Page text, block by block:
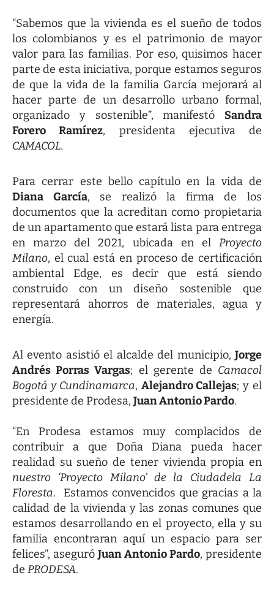
“Sabemos que la vivienda es el sueño de todos
los colombianos y es el patrimonio de mayor
valor para las familias. Por eso, quisimos hacer
parte de esta iniciativa, porque estamos seguros
de que la vida de la familia García mejorará al
hacer parte de un desarrollo urbano formal,
organizado y sostenible”, manifestó Sandra
Forero Ramírez, presidenta ejecutiva de
CAMACOL.
Para cerrar este bello capítulo en la vida de
Diana García, se realizó la firma de los
documentos que la acreditan como propietaria
de un apartamento que estará lista para entrega
en marzo del 2021, ubicada en el Proyecto
Milano, el cual está en proceso de certificación
ambiental Edge, es decir que está siendo
construido con un diseño sostenible que
representará ahorros de materiales, agua y
energía.
Al evento asistió el alcalde del municipio, Jorge
Andrés Porras Vargas; el gerente de Camacol
Bogotá y Cundinamarca, Alejandro Callejas; y el
presidente de Prodesa, Juan Antonio Pardo.
“En Prodesa estamos muy complacidos de
contribuir a que Doña Diana pueda hacer
realidad su sueño de tener vivienda propia en
nuestro ‘Proyecto Milano’ de la Ciudadela La
Floresta. Estamos convencidos que gracias a la
calidad de la vivienda y las zonas comunes que
estamos desarrollando en el proyecto, ella y su
familia encontraran aquí un espacio para ser
felices”, aseguró Juan Antonio Pardo, presidente
de PRODESA.